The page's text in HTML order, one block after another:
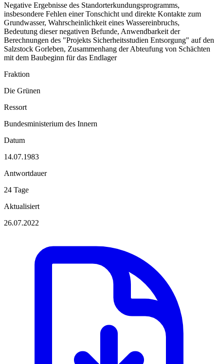
Negative Ergebnisse des Standorterkundungsprogramms,
insbesondere Fehlen einer Tonschicht und direkte Kontakte zum
Grundwasser, Wahrscheinlichkeit eines Wassereinbruchs,
Bedeutung dieser negativen Befunde, Anwendbarkeit der
Berechnungen des "Projekts Sicherheitsstudien Entsorgung" auf den
Salzstock Gorleben, Zusammenhang der Abteufung von Schächten
mit dem Baubeginn für das Endlager
Fraktion
Die Grünen
Ressort
Bundesministerium des Innern
Datum
14.07.1983
Antwortdauer
24 Tage
Aktualisiert
26.07.2022